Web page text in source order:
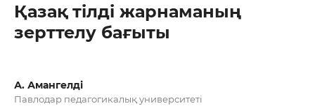
Қазақ тілді жарнаманың
зерттелу бағыты
А. Амангелді
Павлодар педагогикалық университеті